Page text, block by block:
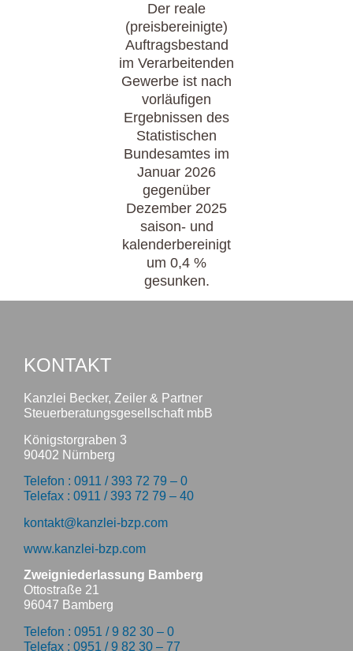
Der reale
(preisbereinigte)
Auftragsbestand
im Verarbeitenden
Gewerbe ist nach
vorläufigen
Ergebnissen des
Statistischen
Bundesamtes im
Januar 2026
gegenüber
Dezember 2025
saison- und
kalenderbereinigt
um 0,4 %
gesunken.
KONTAKT
Kanzlei Becker, Zeiler & Partner
Steuerberatungsgesellschaft mbB
Königstorgraben 3
90402 Nürnberg
Telefon : 0911 / 393 72 79 – 0
Telefax : 0911 / 393 72 79 – 40
kontakt@kanzlei-bzp.com
www.kanzlei-bzp.com
Zweigniederlassung Bamberg
Ottostraße 21
96047 Bamberg
Telefon : 0951 / 9 82 30 – 0
Telefax : 0951 / 9 82 30 – 77